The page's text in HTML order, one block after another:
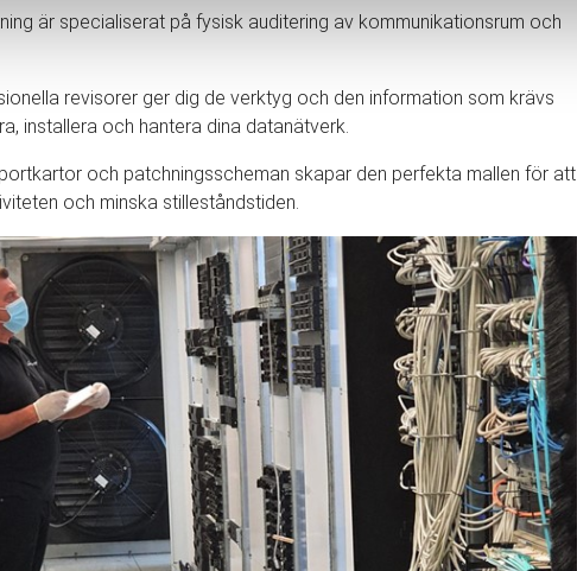
är specialiserat på fysisk auditering av kommunikationsrum och
revisorer ger dig de verktyg och den information som krävs
installera och hantera dina datanätverk.
och patchningsscheman skapar den perfekta mallen för att
och minska stilleståndstiden.